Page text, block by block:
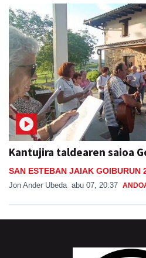
Kantujira taldearen saioa
SAN ESTEBAN JAIAK GOIBURUN
Jon Ander Ubeda abu 07, 20:37